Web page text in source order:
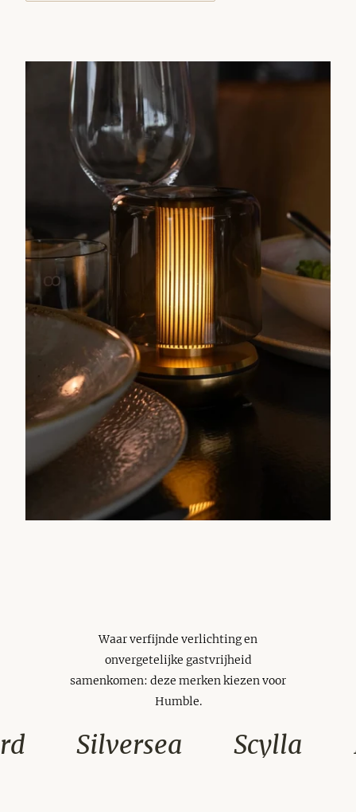
Waar verfijnde verlichting en
onvergetelijke gastvrijheid
samenkomen: deze merken kiezen voor
Humble.
Silversea Scylla